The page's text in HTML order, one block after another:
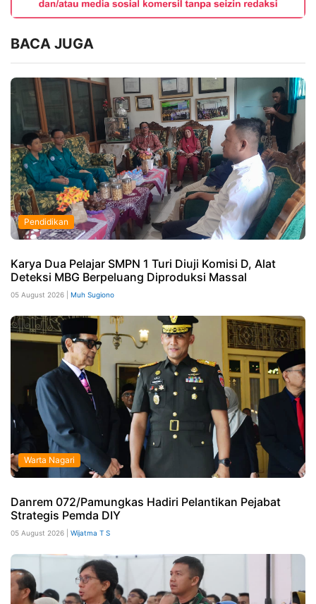
BACA JUGA
Pendidikan
Karya Dua Pelajar SMPN 1 Turi Diuji Komisi D, Alat
Deteksi MBG Berpeluang Diproduksi Massal
05 August 2026 | Muh Sugiono
Warta Nagari
Danrem 072/Pamungkas Hadiri Pelantikan Pejabat
Strategis Pemda DIY
05 August 2026 | Wijatma T S